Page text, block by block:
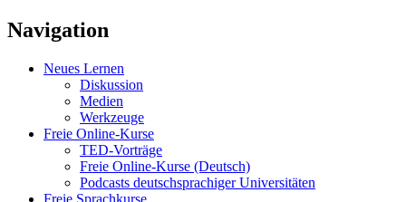
Navigation
Neues Lernen
Diskussion
Medien
Werkzeuge
Freie Online-Kurse
TED-Vorträge
Freie Online-Kurse (Deutsch)
Podcasts deutschsprachiger Universitäten
Freie Sprachkurse